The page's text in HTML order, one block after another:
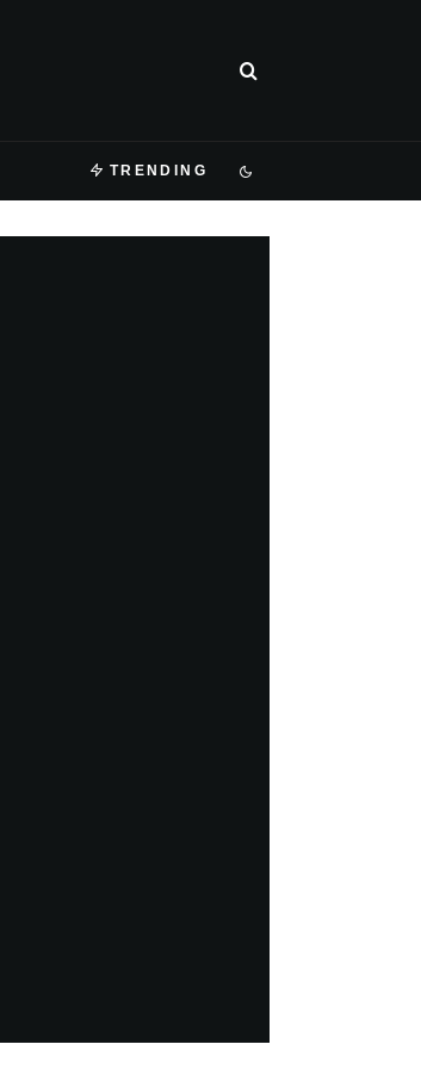
TRENDING